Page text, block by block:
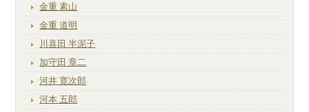
金重 素山
金重 道明
川喜田 半泥子
加守田 章二
河井 寛次郎
河本 五郎